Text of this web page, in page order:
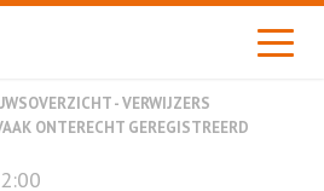
- VERWIJZERS
ONTERECHT GEREGISTREERD